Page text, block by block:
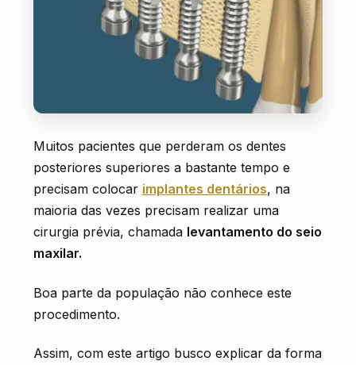
Muitos pacientes que perderam os dentes
posteriores superiores a bastante tempo e
precisam colocar implantes dentários, na
maioria das vezes precisam realizar uma
cirurgia prévia, chamada levantamento do seio
maxilar.
Boa parte da população não conhece este
procedimento.
Assim, com este artigo busco explicar da forma